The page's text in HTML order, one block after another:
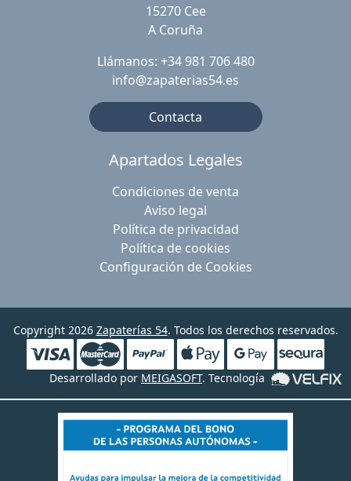
15270 Cee
A Coruña
Llámanos: +34 981 706 480
info@zapaterias54.es
Contacta
Apartados Legales
Condiciones de venta
Aviso legal
Política de privacidad
Política de cookies
Configuración de Cookies
Copyright 2026 Zapaterías 54. Todos los derechos reservados.
Desarrollado por MEIGASOFT. Tecnología